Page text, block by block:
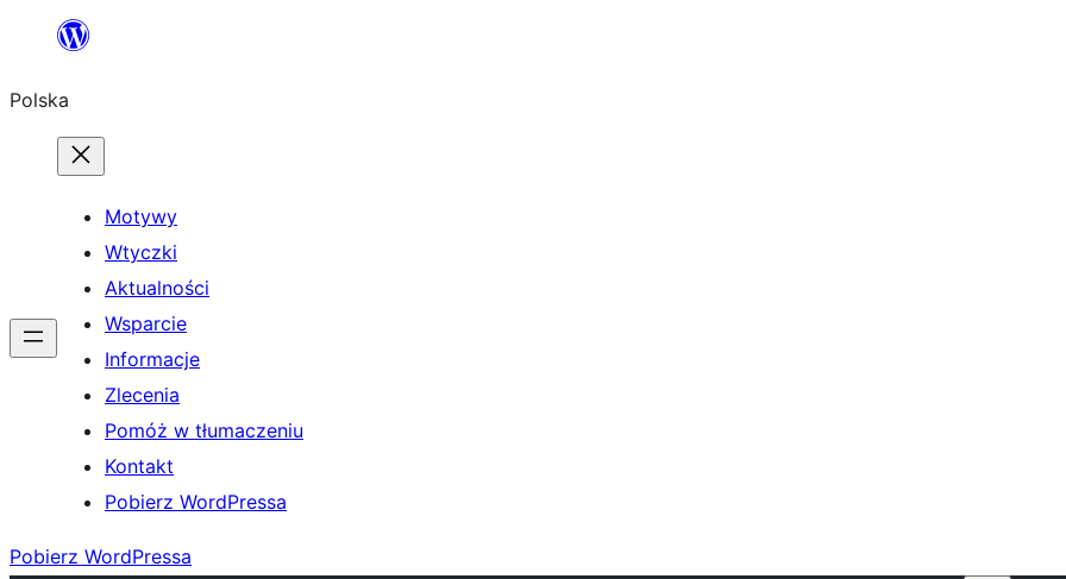
Przejdź
treści
Polska
Motywy
Wtyczki
Aktualności
Wsparcie
Informacje
Zlecenia
Pomóż w tłumaczeniu
Kontakt
Pobierz WordPressa
Pobierz WordPressa